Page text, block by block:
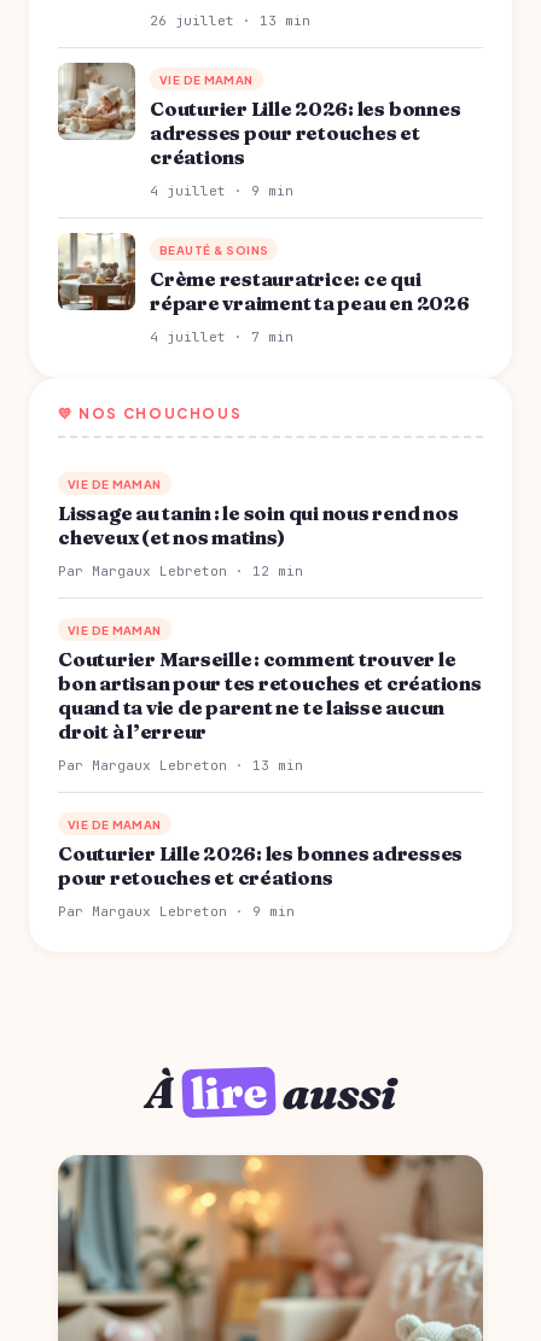
26 juillet · 13 min
VIE DE MAMAN
Couturier Lille 2026: les bonnes
adresses pour retouches et
créations
4 juillet · 9 min
BEAUTÉ & SOINS
Crème restauratrice: ce qui
répare vraiment ta peau en 2026
4 juillet · 7 min
💛 NOS CHOUCHOUS
VIE DE MAMAN
Lissage au tanin : le soin qui nous rend nos
cheveux (et nos matins)
Par Margaux Lebreton · 12 min
VIE DE MAMAN
Couturier Marseille : comment trouver le
bon artisan pour tes retouches et créations
quand ta vie de parent ne te laisse aucun
droit à l’erreur
Par Margaux Lebreton · 13 min
VIE DE MAMAN
Couturier Lille 2026: les bonnes adresses
pour retouches et créations
Par Margaux Lebreton · 9 min
Àlireaussi